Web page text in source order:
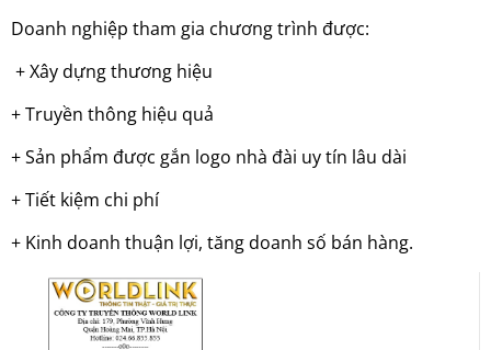
Doanh nghiệp tham gia chương trình được:
+ Xây dựng thương hiệu
+ Truyền thông hiệu quả
+ Sản phẩm được gắn logo nhà đài uy tín lâu dài
+ Tiết kiệm chi phí
+ Kinh doanh thuận lợi, tăng doanh số bán hàng.